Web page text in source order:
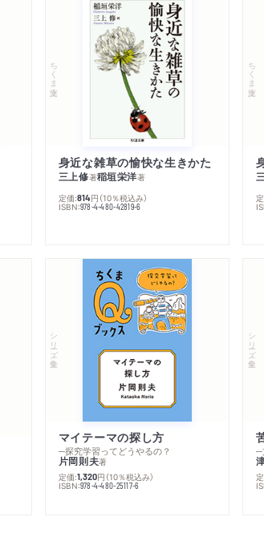
ちくま文庫
身近な雑草の愉快な生きかた
三上修著稲垣栄洋著
定価:814円 （10％税込み）
ISBN:978-4-480-42819-6
ちくま文庫
シリーズ・全集
マイテーマの探し方
─探究学習ってどうやるの？
片岡則夫著
定価:1,320円 （10％税込み）
ISBN:978-4-480-25117-6
シリーズ・全集
─